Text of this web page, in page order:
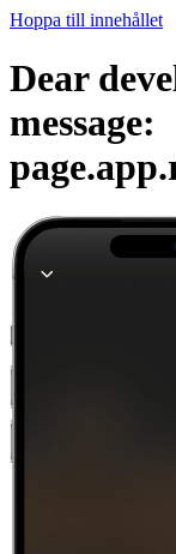
Hoppa till innehållet
Dear
message: